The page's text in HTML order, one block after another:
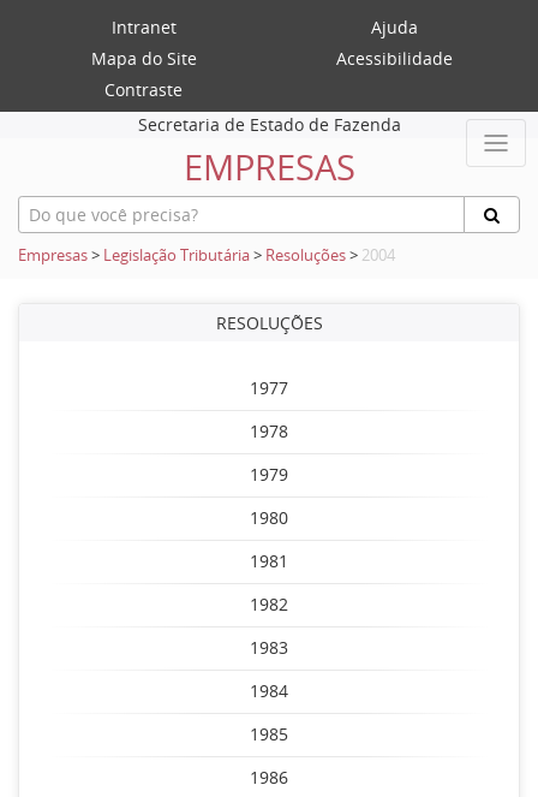
Intranet
Ajuda
Mapa do Site
Acessibilidade
Contraste
Secretaria de Estado de Fazenda
EMPRESAS
Empresas> Legislação Tributária> Resoluções> 2004
RESOLUÇÕES
1977
1978
1979
1980
1981
1982
1983
1984
1985
1986